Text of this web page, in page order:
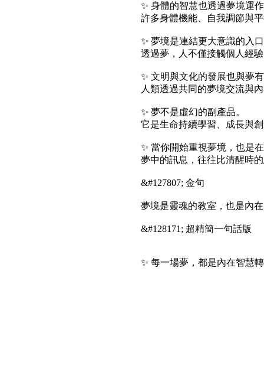
✨ 身體的智慧也透過夢境運
許多身體機能、自我調節與
✨ 夢境是連結更大意識的入
透過夢，人不僅接觸個人經
✨ 文明與文化的發展也與夢
人類透過共同的夢境交流與
✨ 夢不是虛幻的副產品。
它是生命持續學習、成長與
✨ 當你開始重視夢境，也是
夢中的訊息，往往比清醒時
&#127807; 金句
夢境是靈魂的教室，也是內
&#128171; 超精簡一句話版
✨ 每一場夢，都是內在智慧